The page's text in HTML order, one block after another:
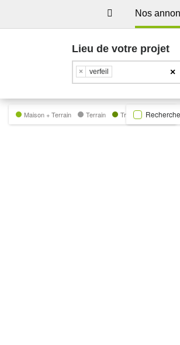
Nos
Lieu de votre projet
×
× verfeil
Maison + Terrain Terrain Trecobat Green